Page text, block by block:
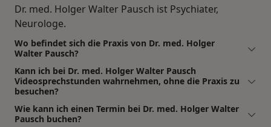
Dr. med. Holger Walter Pausch ist Psychiater,
Neurologe.
Wo befindet sich die Praxis von Dr. med. Holger
Walter Pausch?
Kann ich bei Dr. med. Holger Walter Pausch
Videosprechstunden wahrnehmen, ohne die Praxis zu
besuchen?
Wie kann ich einen Termin bei Dr. med. Holger Walter
Pausch buchen?